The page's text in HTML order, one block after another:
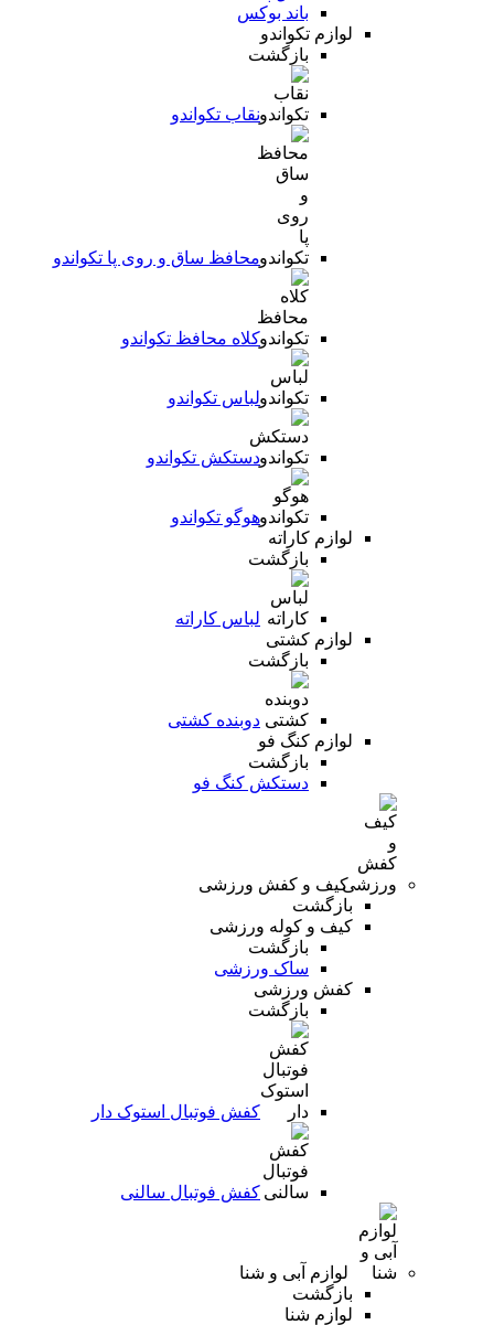
باند بوکس
لوازم تکواندو
بازگشت
نقاب تکواندو
محافظ ساق و روی پا تکواندو
کلاه محافظ تکواندو
لباس تکواندو
دستکش تکواندو
هوگو تکواندو
لوازم کاراته
بازگشت
لباس کاراته
لوازم کشتی
بازگشت
دوبنده کشتی
لوازم کنگ فو
بازگشت
دستکش کنگ فو
کیف و کفش ورزشی
بازگشت
کیف و کوله ورزشی
بازگشت
ساک ورزشی
کفش ورزشی
بازگشت
کفش فوتبال استوک دار
کفش فوتبال سالنی
لوازم آبی و شنا
بازگشت
لوازم شنا